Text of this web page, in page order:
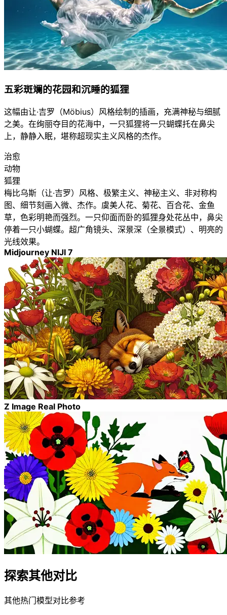
五彩斑斓的花园和沉睡的狐狸
这幅由让·吉罗（Möbius）风格绘制的插画，充满神秘与细腻
之美。在绚丽夺目的花海中，一只狐狸将一只蝴蝶托在鼻尖
上，静静入眠，堪称超现实主义风格的杰作。
治愈
动物
狐狸
梅比乌斯（让·吉罗）风格、极繁主义、神秘主义、非对称构
图、细节刻画入微、杰作。虞美人花、菊花、百合花、金鱼
草，色彩明艳而强烈。一只仰面而卧的狐狸身处花丛中，鼻尖
停着一只小蝴蝶。超广角镜头、深景深（全景模式）、明亮的
光线效果。
Midjourney NIJI 7
Z Image Real Photo
探索其他对比
其他热门模型对比参考